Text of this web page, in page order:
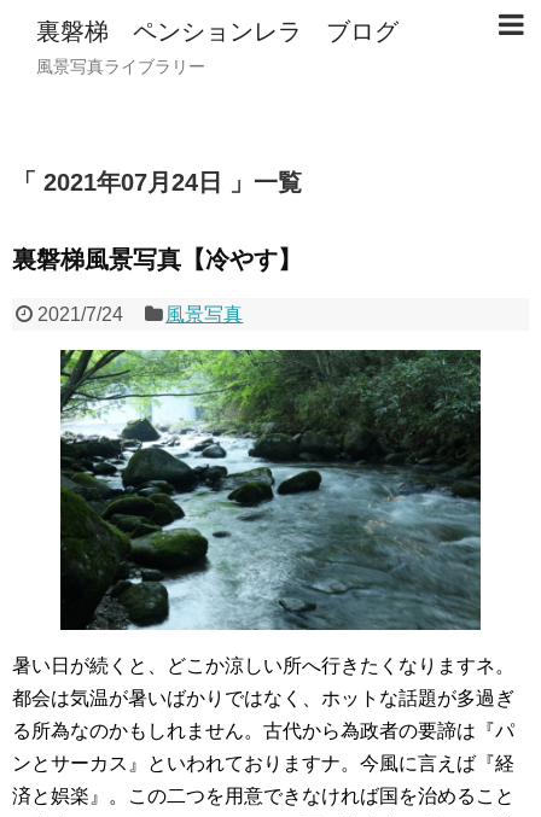
裏磐梯 ペンションレラ ブログ
風景写真ライブラリー
2021年07月24日 一覧
裏磐梯風景写真【冷やす】
2021/7/24 風景写真
暑い日が続くと、どこか涼しい所へ行きたくなりますネ。
都会は気温が暑いばかりではなく、ホットな話題が多過ぎ
る所為なのかもしれません。古代から為政者の要諦は『パ
ンとサーカス』といわれておりますナ。今風に言えば『経
済と娯楽』。この二つを用意できなければ国を治めること